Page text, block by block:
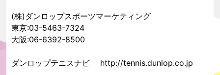
(株)ダンロップスポーツマーケティング
東京:03-5463-7324
大阪:06-6392-8500
ダンロップテニスナビ http://tennis.dunlop.co.jp